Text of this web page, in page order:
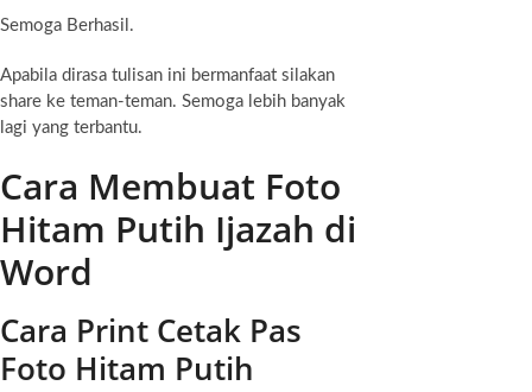
Semoga Berhasil.
Apabila dirasa tulisan ini bermanfaat silakan
share ke teman-teman. Semoga lebih banyak
lagi yang terbantu.
Cara Membuat Foto
Hitam Putih Ijazah di
Word
Cara Print Cetak Pas
Foto Hitam Putih